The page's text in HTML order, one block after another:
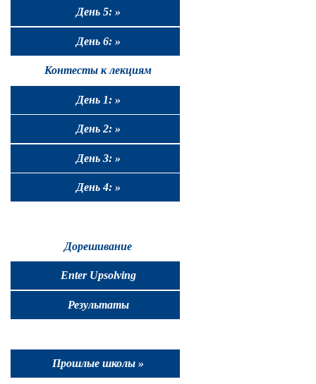
День 5: »
День 6: »
Контесты к лекциям
День 1: »
День 2: »
День 3: »
День 4: »
Дорешивание
Enter Upsolving
Результаты
Прошлые школы »